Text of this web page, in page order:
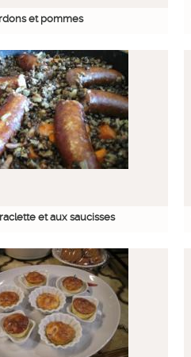
et pommes
et aux saucisses